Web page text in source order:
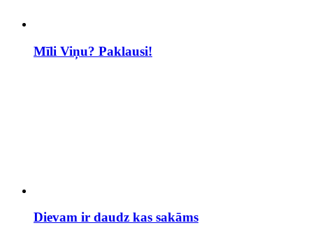
Mīli Viņu? Paklausi!
Dievam ir daudz kas sakāms